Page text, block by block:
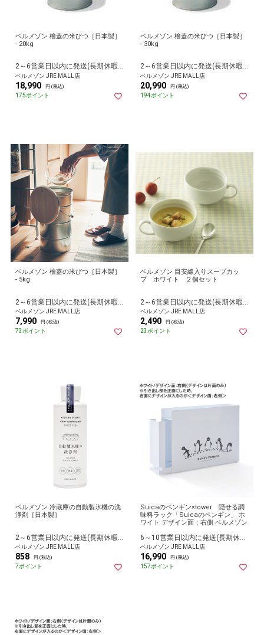
ベルメゾン 檜蓋の米びつ［日本製］
- 20kg
2～6営業日以内に発送(長期休暇除く)
ベルメゾン JRE MALL店
18,990 円 (税込)
175ポイント
ベルメゾン 檜蓋の米びつ［日本製］
- 30kg
2～6営業日以内に発送(長期休暇除く)
ベルメゾン JRE MALL店
20,990 円 (税込)
194ポイント
ベルメゾン 檜蓋の米びつ［日本製］
- 5kg
ベルメゾン JRE MALL店
7,990 円 (税込)
73ポイント
ベルメゾン 目安線入りスープカッ
プ ホワイト ２個セット
ベルメゾン JRE MALL店
2,490 円 (税込)
23ポイント
ベルメゾン 冷蔵庫の自動製氷機の洗
浄剤［日本製］
ベルメゾン JRE MALL店
858 円 (税込)
7ポイント
Suicaのペンギン×tower 隠せる調
味料ラック「Suicaのペンギン」 ホ
ワイト デザイン面：右側 ベルメゾン
ベルメゾン JRE MALL店
16,990 円 (税込)
157ポイント